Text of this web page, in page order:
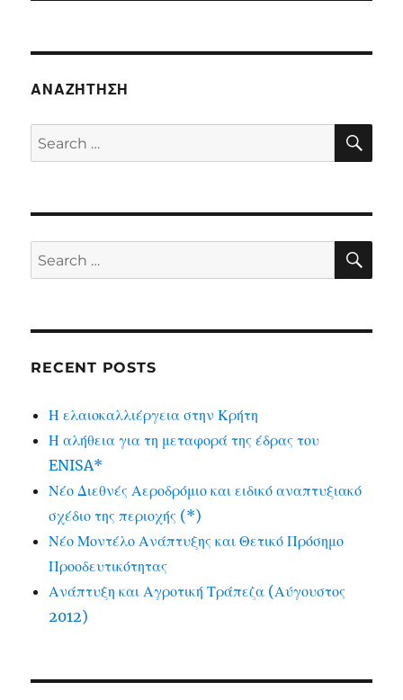
ΑΝΑΖΉΤΗΣΗ
Search
for:
Search
for:
RECENT POSTS
Η ελαιοκαλλιέργεια στην Κρήτη
Η αλήθεια για τη μεταφορά της έδρας του
ENISA*
Νέο Διεθνές Αεροδρόμιο και ειδικό αναπτυξιακό
σχέδιο της περιοχής (*)
Νέο Μοντέλο Ανάπτυξης και Θετικό Πρόσημο
Προοδευτικότητας
Ανάπτυξη και Αγροτική Τράπεζα (Αύγουστος
2012)